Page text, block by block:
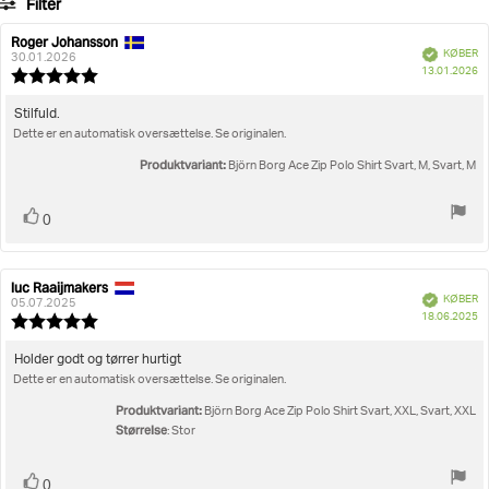
Filter
Bedømmelse
Forfatter
af
bedømmelsen:
Roger Johansson
30.01.2026
stjerner
Verificeret
KØBER
13.01.2026
Tekst
til
Stilfuld.
Dette er en automatisk oversættelse. Se originalen.
Produktvariant: Björn Borg Ace Zip Polo Shirt Svart, M, Svart, M
Stem
0
Forfatter
af
bedømmelsen:
luc Raaijmakers
05.07.2025
ud
stjerner
Verificeret
KØBER
18.06.2025
Tekst
til
bedømmelsen:
Holder godt og tørrer hurtigt
Dette er en automatisk oversættelse. Se originalen.
Produktvariant: Björn Borg Ace Zip Polo Shirt Svart, XXL, Svart, XXL
Størrelse: Stor
Stem